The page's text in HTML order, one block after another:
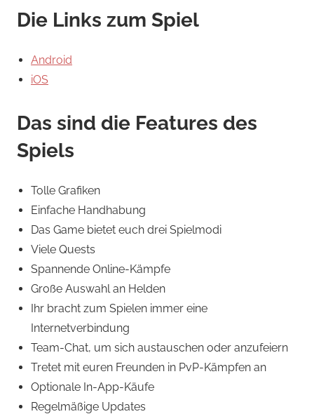
Die Links zum Spiel
Android
iOS
Das sind die Features des
Spiels
Tolle Grafiken
Einfache Handhabung
Das Game bietet euch drei Spielmodi
Viele Quests
Spannende Online-Kämpfe
Große Auswahl an Helden
Ihr bracht zum Spielen immer eine
Internetverbindung
Team-Chat, um sich austauschen oder anzufeiern
Tretet mit euren Freunden in PvP-Kämpfen an
Optionale In-App-Käufe
Regelmäßige Updates